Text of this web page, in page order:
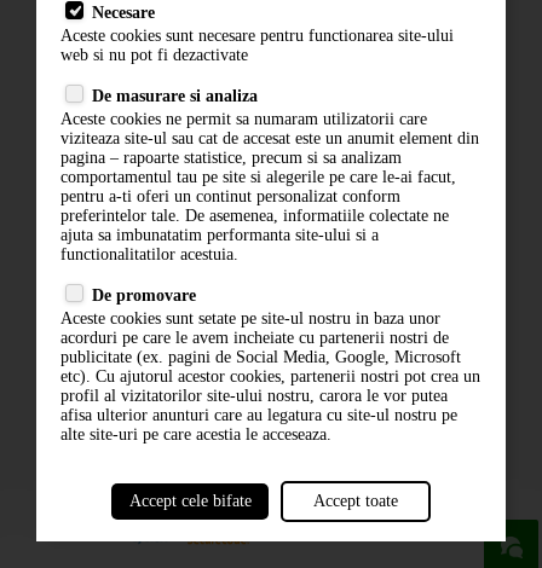
Livrare
Contact
Politica de confidentialitate
ANPC
ABONARE LA NEWSLETTER
ABONARE
Necesare
Aceste cookies sunt necesare pentru functionarea site-ului
web si nu pot fi dezactivate
De masurare si analiza
Aceste cookies ne permit sa numaram utilizatorii care
viziteaza site-ul sau cat de accesat este un anumit element din
pagina – rapoarte statistice, precum si sa analizam
comportamentul tau pe site si alegerile pe care le-ai facut,
pentru a-ti oferi un continut personalizat conform
preferintelor tale. De asemenea, informatiile colectate ne
ajuta sa imbunatatim performanta site-ului si a
functionalitatilor acestuia.
De promovare
Aceste cookies sunt setate pe site-ul nostru in baza unor
acorduri pe care le avem incheiate cu partenerii nostri de
publicitate (ex. pagini de Social Media, Google, Microsoft
etc). Cu ajutorul acestor cookies, partenerii nostri pot crea un
profil al vizitatorilor site-ului nostru, carora le vor putea
afisa ulterior anunturi care au legatura cu site-ul nostru pe
alte site-uri pe care acestia le acceseaza.
Accept cele bifate Accept toate